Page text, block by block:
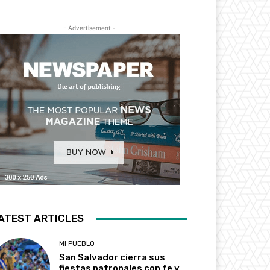
- Advertisement -
ARTICLES
MI PUEBLO
San Salvador cierra sus